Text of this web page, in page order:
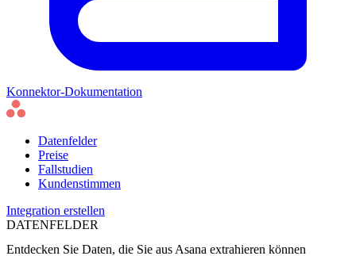
Konnektor-Dokumentation
Datenfelder
Preise
Fallstudien
Kundenstimmen
Integration erstellen
DATENFELDER
Entdecken Sie Daten, die Sie aus Asana extrahieren können